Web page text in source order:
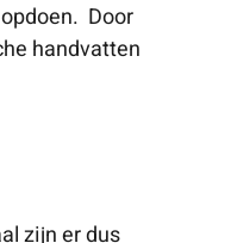
Door
handvatten
zijn er dus